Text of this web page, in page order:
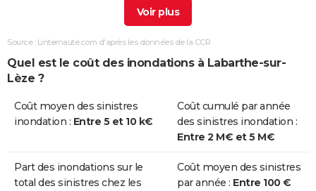
et/ou
Boue
11/06/2000 11/06/2000
et/ou
Coulées de
Inondations
25/12/1999 29/12/1999 5 j Non
Source : Linternaute.com d'après les données de la CCR
Quel est le coût des inondations à Labarthe-sur-
Lèze ?
Coût moyen des sinistres
inondation : Entre 5 et 10 k€
Coût cumulé par année
des sinistres inondation :
Entre 2 M€ et 5 M€
Part des inondations sur le
total des sinistres chez les
Coût moyen des sinistres
par année : Entre 100 €